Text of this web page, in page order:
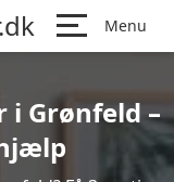
Menu
Grønfeld –